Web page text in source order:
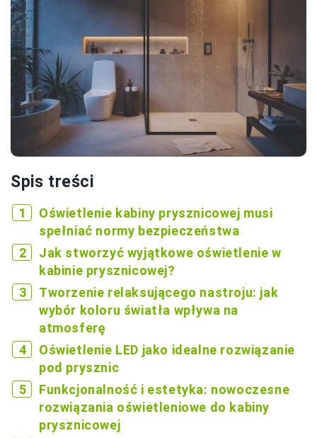
Spis treści
Oświetlenie kabiny prysznicowej musi
spełniać normy bezpieczeństwa
Jak stworzyć wyjątkowe oświetlenie w
kabinie prysznicowej?
Tworzenie relaksującego nastroju: jak
wybór koloru światła wpływa na
atmosferę
Oświetlenie LED jako idealne rozwiązanie
pod prysznic
Funkcjonalność i estetyka: nowoczesne
rozwiązania oświetleniowe do kabiny
prysznicowej